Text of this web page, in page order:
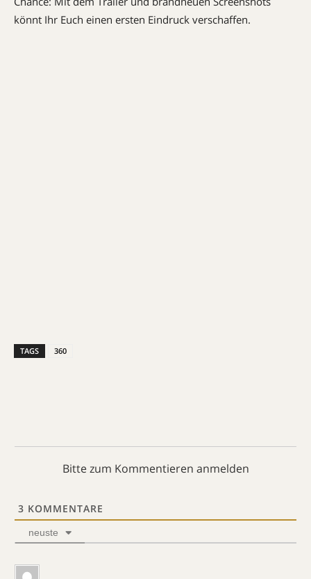
könnt Ihr Euch einen ersten Eindruck verschaffen.
TAGS 360
Bitte zum Kommentieren anmelden
3 KOMMENTARE
neuste